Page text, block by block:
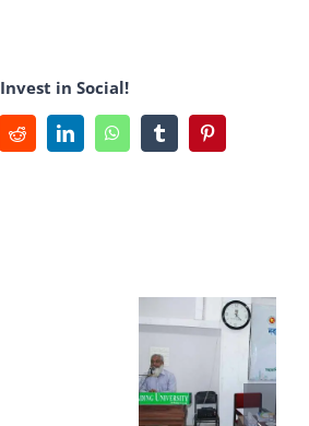
আমাদের
করণীয়
Invest in Social!
RedditLinkedInWhatsAppTumblrPinterest